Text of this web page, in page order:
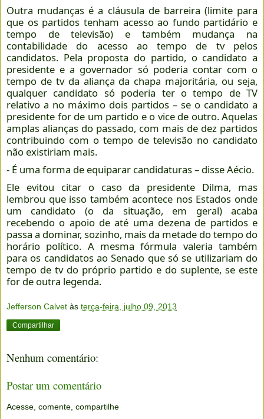
Outra mudanças é a cláusula de barreira (limite para
que os partidos tenham acesso ao fundo partidário e
tempo de televisão) e também mudança na
contabilidade do acesso ao tempo de tv pelos
candidatos. Pela proposta do partido, o candidato a
presidente e a governador só poderia contar com o
tempo de tv da aliança da chapa majoritária, ou seja,
qualquer candidato só poderia ter o tempo de TV
relativo a no máximo dois partidos – se o candidato a
presidente for de um partido e o vice de outro. Aquelas
amplas alianças do passado, com mais de dez partidos
contribuindo com o tempo de televisão no candidato
não existiriam mais.
- É uma forma de equiparar candidaturas – disse Aécio.
Ele evitou citar o caso da presidente Dilma, mas
lembrou que isso também acontece nos Estados onde
um candidato (o da situação, em geral) acaba
recebendo o apoio de até uma dezena de partidos e
passa a dominar, sozinho, mais da metade do tempo do
horário político. A mesma fórmula valeria também
para os candidatos ao Senado que só se utilizariam do
tempo de tv do próprio partido e do suplente, se este
for de outra legenda.
Jefferson Calvet às terça-feira, julho 09, 2013
Compartilhar
Nenhum comentário:
Postar um comentário
Acesse, comente, compartilhe